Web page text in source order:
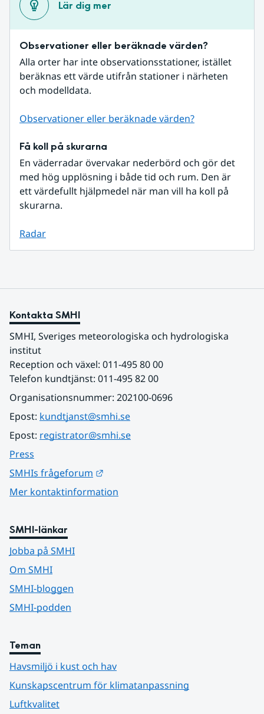
Lär dig mer
Observationer eller beräknade värden?
Alla orter har inte observationsstationer, istället
beräknas ett värde utifrån stationer i närheten
och modelldata.
Observationer eller beräknade värden?
Få koll på skurarna
En väderradar övervakar nederbörd och gör det
med hög upplösning i både tid och rum. Den är
ett värdefullt hjälpmedel när man vill ha koll på
skurarna.
Radar
Kontakta SMHI
SMHI, Sveriges meteorologiska och hydrologiska
institut
Reception och växel: 011-495 80 00
Telefon kundtjänst: 011-495 82 00
Organisationsnummer: 202100-0696
Epost: kundtjanst@smhi.se
Epost: registrator@smhi.se
Press
SMHIs frågeforum
Mer kontaktinformation
SMHI-länkar
Jobba på SMHI
Om SMHI
SMHI-bloggen
SMHI-podden
Teman
Havsmiljö i kust och hav
Kunskapscentrum för klimatanpassning
Luftkvalitet